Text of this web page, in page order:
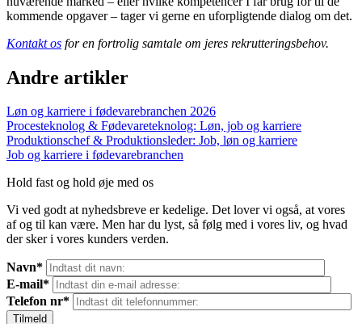
kommende opgaver – tager vi gerne en uforpligtende dialog om det.
Kontakt os for en fortrolig samtale om jeres rekrutteringsbehov.
Andre artikler
Løn og karriere i fødevarebranchen 2026
Procesteknolog & Fødevareteknolog: Løn, job og karriere
Produktionschef & Produktionsleder: Job, løn og karriere
Job og karriere i fødevarebranchen
Hold fast og hold øje med os
Vi ved godt at nyhedsbreve er kedelige. Det lover vi også, at vores
af og til kan være. Men har du lyst, så følg med i vores liv, og hvad
der sker i vores kunders verden.
Navn*
E-mail*
Telefon nr*